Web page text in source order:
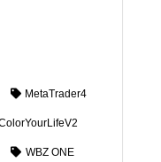
MetaTrader4
WBZ ONE